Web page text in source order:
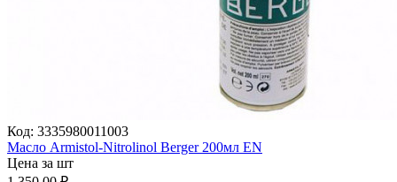
Код: 3335980011003
Масло Armistol-Nitrolinol Berger 200мл EN
Цена за шт